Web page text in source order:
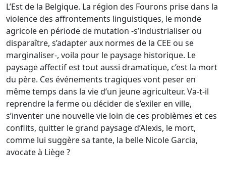
L’Est de la Belgique. La région des Fourons prise dans la
violence des affrontements linguistiques, le monde
agricole en période de mutation -s’industrialiser ou
disparaître, s’adapter aux normes de la CEE ou se
marginaliser-, voila pour le paysage historique. Le
paysage affectif est tout aussi dramatique, c’est la mort
du père. Ces événements tragiques vont peser en
même temps dans la vie d’un jeune agriculteur. Va-t-il
reprendre la ferme ou décider de s’exiler en ville,
s’inventer une nouvelle vie loin de ces problèmes et ces
conflits, quitter le grand paysage d’Alexis, le mort,
comme lui suggère sa tante, la belle Nicole Garcia,
avocate à Liège ?